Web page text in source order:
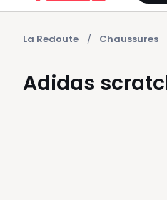
La Redoute Chaussures
Adidas